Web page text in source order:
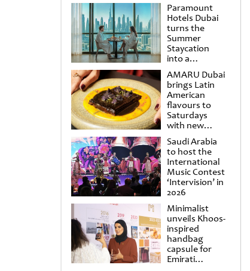
Paramount
Hotels Dubai
turns the
Summer
Staycation
into a
cinematic
escape
AMARU Dubai
brings Latin
American
flavours to
Saturdays
with new
Amigos
Brunch
Saudi Arabia
to host the
International
Music Contest
‘Intervision’ in
2026
Minimalist
unveils Khoos-
inspired
handbag
capsule for
Emirati